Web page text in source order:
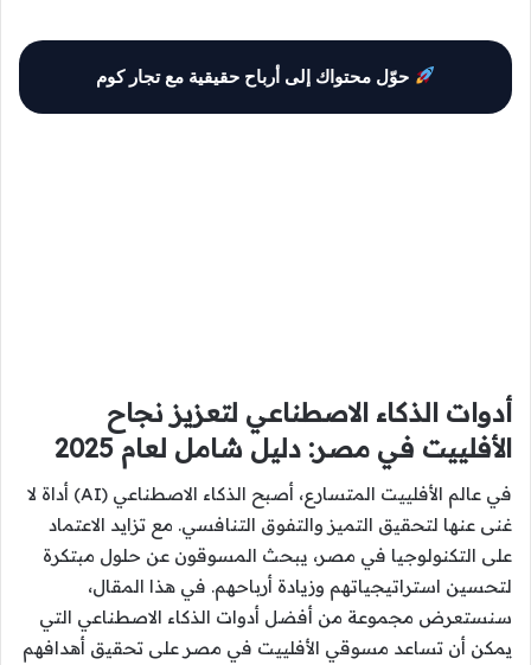
حوّل محتواك إلى أرباح حقيقية مع تجار كوم
أدوات الذكاء الاصطناعي لتعزيز نجاح
الأفلييت في مصر: دليل شامل لعام 2025
في عالم الأفلييت المتسارع، أصبح الذكاء الاصطناعي (AI) أداة لا
غنى عنها لتحقيق التميز والتفوق التنافسي. مع تزايد الاعتماد
على التكنولوجيا في مصر، يبحث المسوقون عن حلول مبتكرة
لتحسين استراتيجياتهم وزيادة أرباحهم. في هذا المقال،
سنستعرض مجموعة من أفضل أدوات الذكاء الاصطناعي التي
يمكن أن تساعد مسوقي الأفلييت في مصر على تحقيق أهدافهم